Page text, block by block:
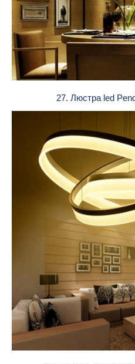
27. Люстра led